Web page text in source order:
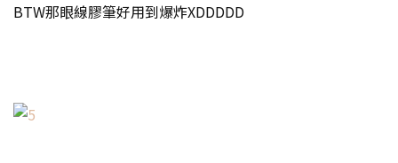
BTW那眼線膠筆好用到爆炸XDDDDD